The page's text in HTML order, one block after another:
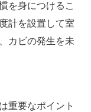
を身につけるこ
計を設置して室
カビの発生を未
重要なポイント